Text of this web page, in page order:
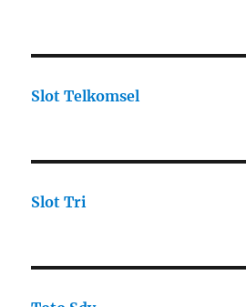
Slot Telkomsel
Slot Tri